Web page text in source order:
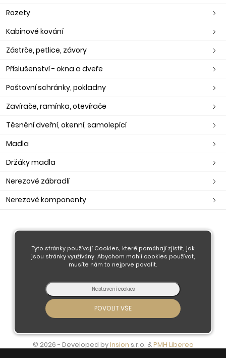
Rozety
Kabinové kování
Zástrče, petlice, závory
Příslušenství - okna a dveře
Poštovní schránky, pokladny
Zavírače, ramínka, otevírače
Těsnění dveřní, okenní, samolepící
Madla
Držáky madla
Nerezové zábradlí
Nerezové komponenty
Obchodní podmínky
Doprava a platba
Kontaktujte nás
© 2026 - Developed byInsion s.r.o. &PMH Liberec
Tyto stránky používají Cookies, které pomáhají zjistit, jak
jsou stránky využívány. Abychom mohli cookies používat,
musíte nám to nejprve povolit.